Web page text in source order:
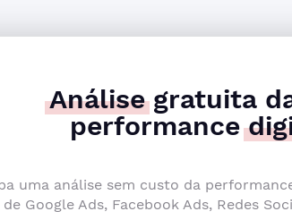
Análisegratuita
performance
uma análise sem custo da
de Google Ads, Facebook Ads, Redes